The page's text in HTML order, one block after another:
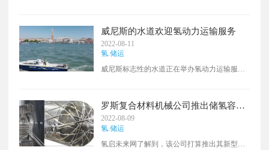
的可行性研究，包括LH2储罐设计。
威尼斯的水道欢迎氢动力运输服务
2022-08-11
氢.储运
威尼斯标志性的水道正在举办氢动力运输服
碳排放量来应对气候变化，并创造产品和服务
来帮助其客户减少自己的二氧化碳排放量。
2022年6月，威尼斯首个加氢站启用，每天向客
户提供超过100公斤的氢气，这得益于液化空气
集团和埃尼集团在意大利建立多个加氢站的合
罗斯复合材料机械公司推出储氢容器
制造技术
2022-08-09
氢.储运
氢启未来网了解到，该公司打算推出其新型纤